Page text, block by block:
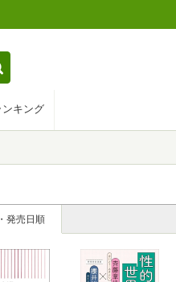
キング
発売日順